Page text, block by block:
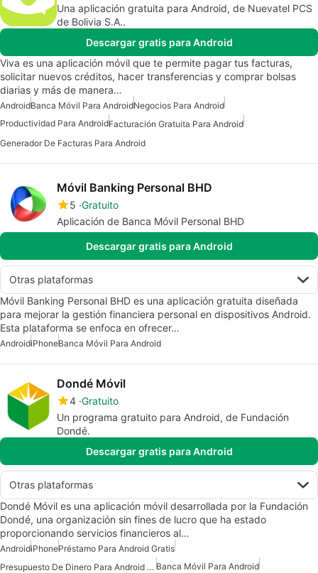
Una aplicación gratuita para Android, de Nuevatel PCS
de Bolivia S.A..
Descargar gratis para Android
Viva es una aplicación móvil que te permite pagar tus facturas,
solicitar nuevos créditos, hacer transferencias y comprar bolsas
diarias y más de manera…
AndroidBanca Móvil Para AndroidNegocios Para Android
Productividad Para AndroidFacturación Gratuita Para Android
Generador De Facturas Para Android
Móvil Banking Personal BHD
5 Gratuito
Aplicación de Banca Móvil Personal BHD
Descargar gratis para Android
Otras plataformas
Móvil Banking Personal BHD es una aplicación gratuita diseñada
para mejorar la gestión financiera personal en dispositivos Android.
Esta plataforma se enfoca en ofrecer…
AndroidiPhoneBanca Móvil Para Android
Dondé Móvil
4 Gratuito
Un programa gratuito para Android, de Fundación
Dondé.
Descargar gratis para Android
Otras plataformas
Dondé Móvil es una aplicación móvil desarrollada por la Fundación
Dondé, una organización sin fines de lucro que ha estado
proporcionando servicios financieros al…
AndroidiPhonePréstamo Para Android Gratis
Presupuesto De Dinero Para Android Gratis Banca Móvil Para Android